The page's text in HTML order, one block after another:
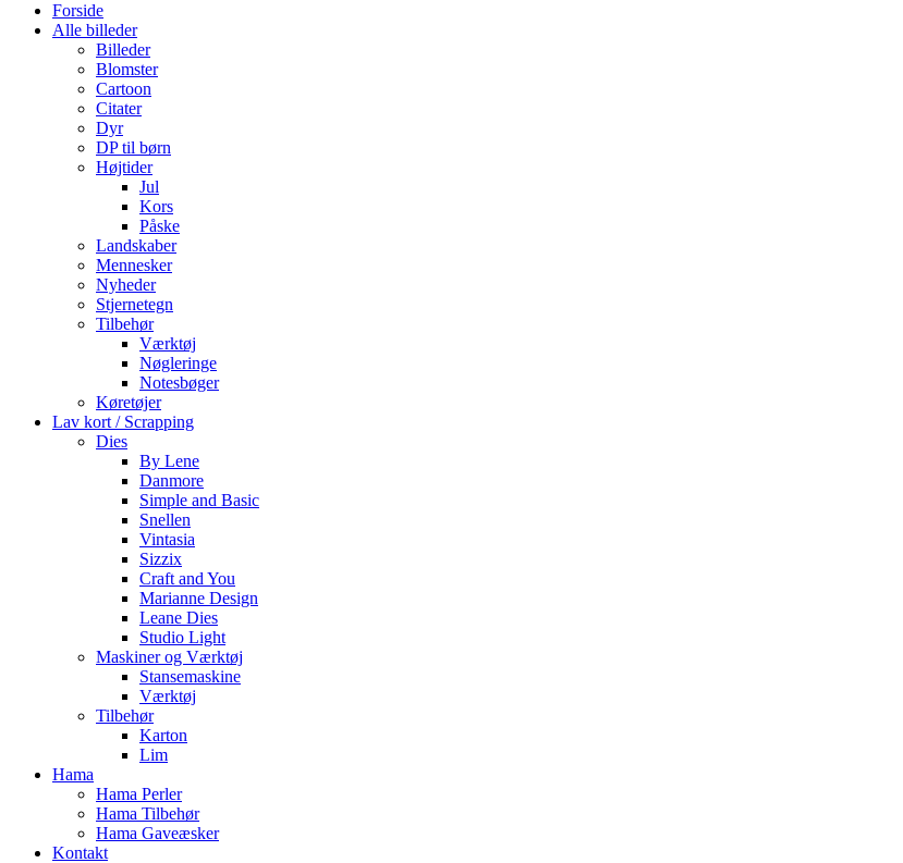
Forside
Alle billeder
Billeder
Blomster
Cartoon
Citater
Dyr
DP til børn
Højtider
Jul
Kors
Påske
Landskaber
Mennesker
Nyheder
Stjernetegn
Tilbehør
Værktøj
Nøgleringe
Notesbøger
Køretøjer
Lav kort / Scrapping
Dies
By Lene
Danmore
Simple and Basic
Snellen
Vintasia
Sizzix
Craft and You
Marianne Design
Leane Dies
Studio Light
Maskiner og Værktøj
Stansemaskine
Værktøj
Tilbehør
Karton
Lim
Hama
Hama Perler
Hama Tilbehør
Hama Gaveæsker
Kontakt